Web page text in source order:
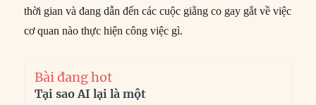
thời gian và đang dẫn đến các cuộc giằng co gay gắt về việc
cơ quan nào thực hiện công việc gì.
Bài đang hot
Tại sao AI lại là một